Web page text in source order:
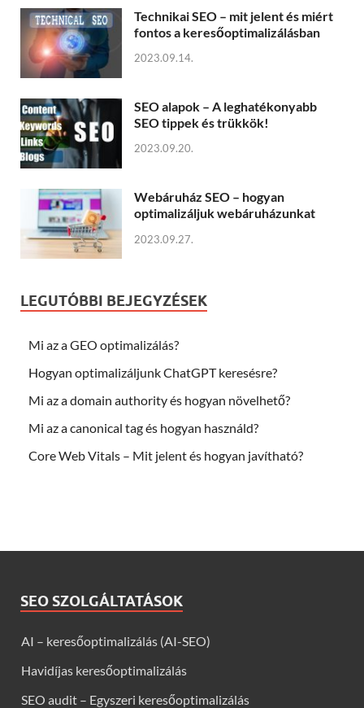
Technikai SEO – mit jelent és miért
fontos a keresőoptimalizálásban
2023.09.14.
SEO alapok – A leghatékonyabb
SEO tippek és trükkök!
2023.09.20.
Webáruház SEO – hogyan
optimalizáljuk webáruházunkat
2023.09.27.
LEGUTÓBBI BEJEGYZÉSEK
Mi az a GEO optimalizálás?
Hogyan optimalizáljunk ChatGPT keresésre?
Mi az a domain authority és hogyan növelhető?
Mi az a canonical tag és hogyan használd?
Core Web Vitals – Mit jelent és hogyan javítható?
SEO SZOLGÁLTATÁSOK
AI – keresőoptimalizálás (AI-SEO)
Havidíjas keresőoptimalizálás
SEO audit – Egyszeri keresőoptimalizálás